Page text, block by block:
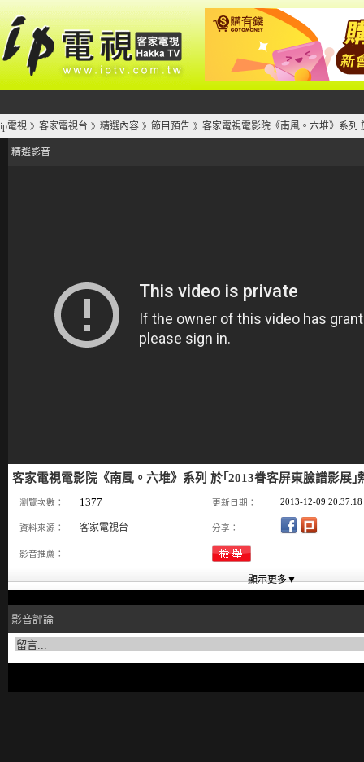
ip電視 》 客家電視台 》 精選內容 》 節目預告 》 客家電視電影院《南風。六堆》系列
精選影音
客家電視電影院《南風。六堆》系列 於｢2013眷客屏東臉譜影展｣
瀏覽次數： 1377 更新日期： 2013-12-09 20:37:18
資料來源： 客家電視台 分享：
影音推薦：
影音評論